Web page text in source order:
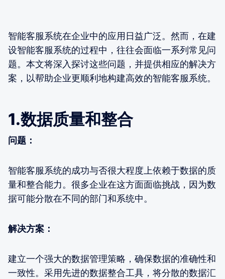
智能客服系统在企业中的应用日益广泛。然而，在建
设智能客服系统的过程中，往往会面临一系列常见问
题。本文将深入探讨这些问题，并提供相应的解决方
案，以帮助企业更顺利地构建高效的智能客服系统。
1.数据质量和整合
问题：
智能客服系统的成功与否很大程度上依赖于数据的质
量和整合能力。很多企业在这方面面临挑战，因为数
据可能分散在不同的部门和系统中。
解决方案：
建立一个强大的数据管理策略，确保数据的准确性和
一致性。采用先进的数据整合工具，将分散的数据汇